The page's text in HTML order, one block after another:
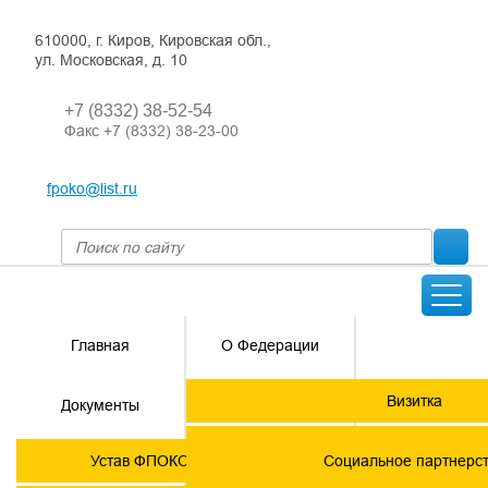
610000, г. Киров, Кировская обл.,
ул. Московская, д. 10
+7 (8332) 38-52-54
Факс +7 (8332) 38-23-00
fpoko@list.ru
Главная О Федерации
Визитка
Документы
Устав ФПОКО с изменениями от 2026 года
Социальное
Членские